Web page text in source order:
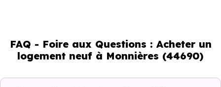
démographique qui renseigne directement sur la
demande locative locale et les typologies de biens les
plus recherchées.
FAQ - Foire aux Questions : Acheter un
logement neuf à Monnières (44690)